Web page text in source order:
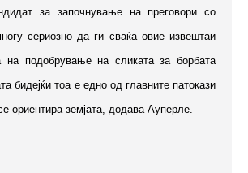
за започнување на преговори со
сериозно да ги сваќа овие извештаи
подобрување на сликата за борбата
бидејќи тоа е едно од главните патокази
ориентира земјата, додава Ауперле.